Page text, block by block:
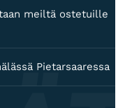
meiltä ostetuille
Pietarsaaressa